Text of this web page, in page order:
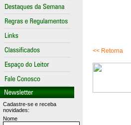
Cadastre-se e receba
novidades:
Nome
<< Retorna